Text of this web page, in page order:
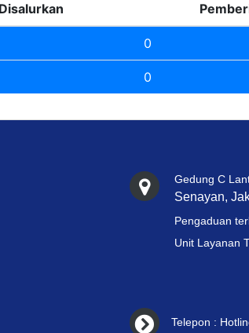
Disalurkan
0
0
Gedung C
Senayan,
Pengaduan
Unit Layanan
Telepon :